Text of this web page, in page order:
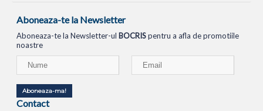
Aboneaza-te la Newsletter
Aboneaza-te la Newsletter-ul BOCRISpentru a afla de promotiile
noastre
Aboneaza-ma!
Contact